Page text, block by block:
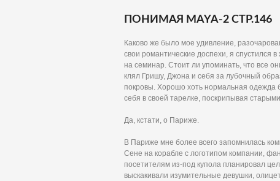
ПОНИМАЯ MAYA-2 СТР.146
Каково же было мое удивление,
свои романтические доспехи, я спустился
на семинар. Стоит ли упоминать, что все
клял Гришу, Джона и себя за лубочный
покровы. Хорошо хоть нормальная одежда
себя в своей тарелке, поскрипывая
Да, кстати, о Париже.
В Париже мне более всего запомнилась
Сене на корабле с логотипом компании,
посетителям из-под купола планировал
выскакивали изумительные девушки,